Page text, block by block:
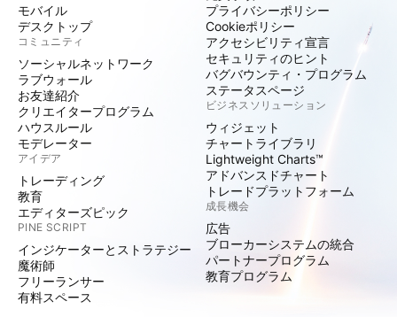
モバイル
デスクトップ
コミュニティ
ソーシャルネットワーク
ラブウォール
お友達紹介
クリエイタープログラム
ハウスルール
モデレーター
アイデア
トレーディング
教育
エディターズピック
PINE SCRIPT
インジケーターとストラテジー
魔術師
フリーランサー
有料スペース
プライバシーポリシー
Cookieポリシー
アクセシビリティ宣言
セキュリティのヒント
バグバウンティ・プログラム
ステータスページ
ビジネスソリューション
ウィジェット
チャートライブラリ
Lightweight Charts™
アドバンスドチャート
トレードプラットフォーム
成長機会
広告
ブローカーシステムの統合
パートナープログラム
教育プログラム